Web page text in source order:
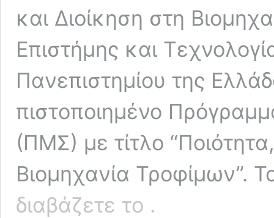
και Διοίκηση στη
Επιστήμης και
Πανεπιστημίου της
πιστοποιημένο
(ΠΜΣ) με τίτλο
Βιομηχανία Τροφίμων”.
διαβάζετε το
Χαιρετισμός
.